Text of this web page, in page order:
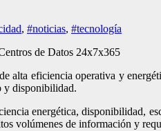
, #noticias, #tecnología
alta eficiencia operativa y
y disponibilidad.
energética, disponibilidad,
volúmenes de información y